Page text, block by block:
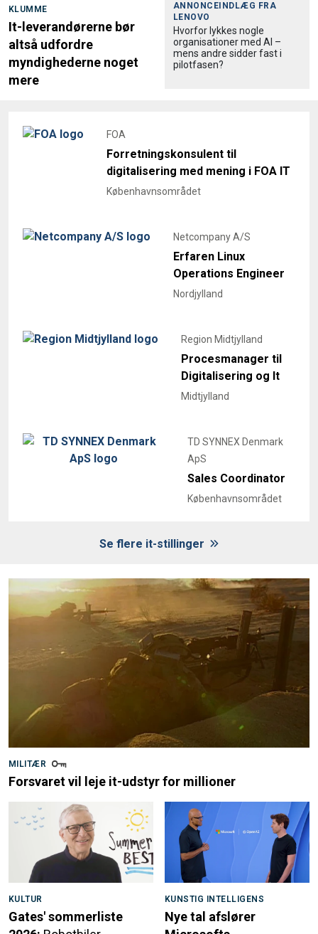
KLUMME
It-leverandørerne bør
altså udfordre
myndighederne noget
mere
ANNONCEINDLÆG FRA
LENOVO
Hvorfor lykkes nogle
organisationer med AI –
mens andre sidder fast i
pilotfasen?
FOA
Forretningskonsulent til
digitalisering med mening i FOA IT
Københavnsområdet
Netcompany A/S
Erfaren Linux
Operations Engineer
Nordjylland
Region Midtjylland
Procesmanager til
Digitalisering og It
Midtjylland
TD SYNNEX Denmark
ApS
Sales Coordinator
Københavnsområdet
Se flere it-stillinger
MILITÆR
Forsvaret vil leje it-udstyr for millioner
KULTUR
Gates' sommerliste
KUNSTIG INTELLIGENS
Nye tal afslører